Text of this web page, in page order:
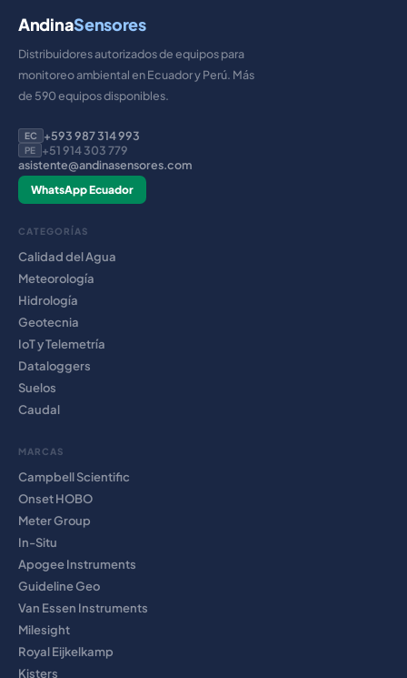
AndinaSensores
Distribuidores autorizados de equipos para
monitoreo ambiental en Ecuador y Perú. Más
de 590 equipos disponibles.
EC +593 987 314 993
PE
+51 914 303 779
asistente@andinasensores.com
WhatsApp Ecuador
CATEGORÍAS
Calidad del Agua
Meteorología
Hidrología
Geotecnia
IoT y Telemetría
Dataloggers
Suelos
Caudal
MARCAS
Campbell Scientific
Onset HOBO
Meter Group
In-Situ
Apogee Instruments
Guideline Geo
Van Essen Instruments
Milesight
Royal Eijkelkamp
Kisters